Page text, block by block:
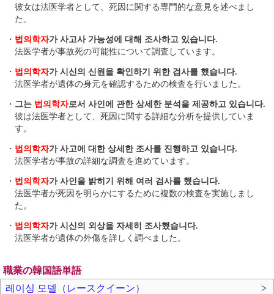
彼女は法医学者として、死因に関する専門的な意見を述べまし
た。
・ 법의학자가 사고사 가능성에 대해 조사하고 있습니다.
法医学者が事故死の可能性について調査しています。
・ 법의학자가 시신의 신원을 확인하기 위한 검사를 했습니다.
法医学者が遺体の身元を確認するための検査を行いました。
・ 그는 법의학자로서 사인에 관한 상세한 분석을 제공하고 있습니다.
彼は法医学者として、死因に関する詳細な分析を提供していま
す。
・ 법의학자가 사고에 대한 상세한 조사를 진행하고 있습니다.
法医学者が事故の詳細な調査を進めています。
・ 법의학자가 사인을 밝히기 위해 여러 검사를 했습니다.
法医学者が死因を明らかにするために複数の検査を実施しまし
た。
・ 법의학자가 시신의 외상을 자세히 조사했습니다.
法医学者が遺体の外傷を詳しく調べました。
職業の韓国語単語
레이싱 모델（レースクイーン）
>